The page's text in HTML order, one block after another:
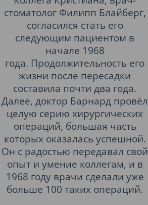
стоматолог Филипп Блайберг,
согласился стать его
следующим пациентом в
начале 1968
года. Продолжительность его
жизни после пересадки
составила почти два года.
Далее, доктор Барнард провёл
целую серию хирургических
операций, большая часть
которых оказалась успешной.
Он с радостью передавал свой
опыт и умение коллегам, и в
1968 году врачи сделали уже
больше 100 таких операций.